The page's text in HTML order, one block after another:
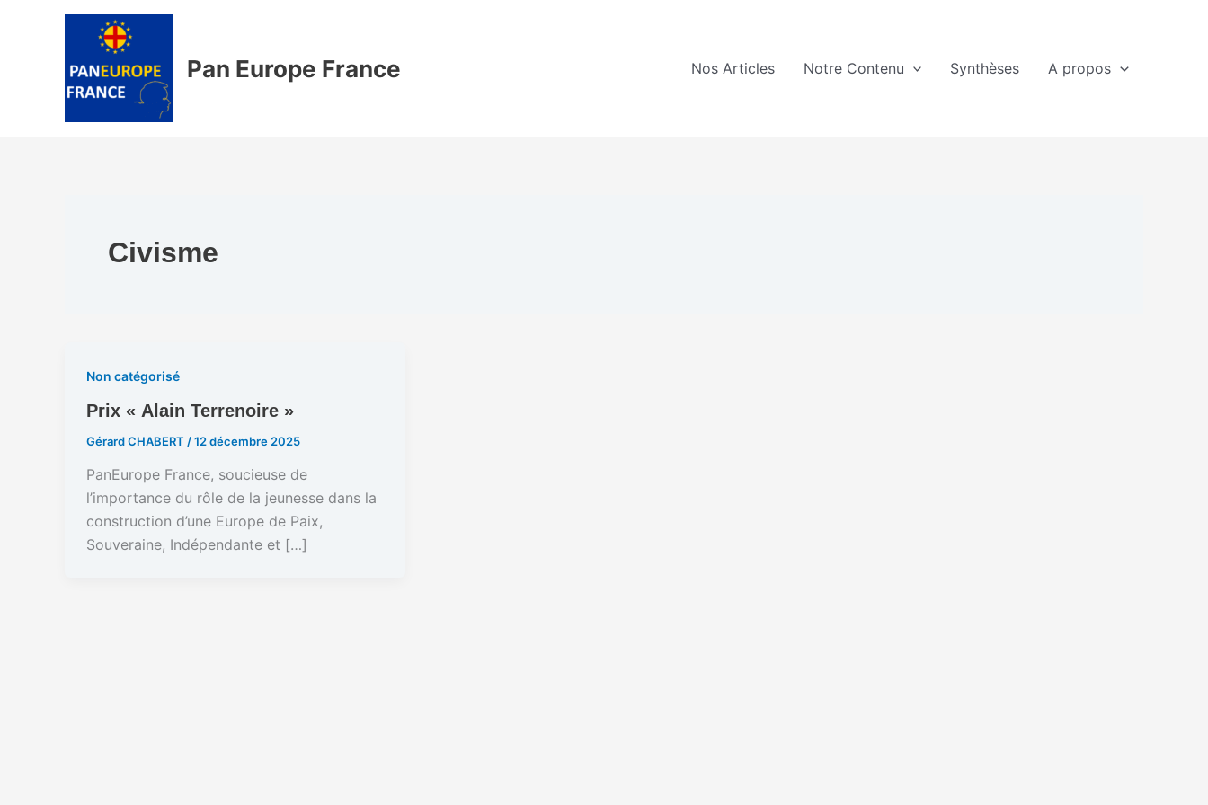
Pan Europe France Nos Articles Notre Contenu Synthèses A propos
Civisme
Non catégorisé
Prix « Alain Terrenoire »
Gérard CHABERT /12 décembre 2025
PanEurope France, soucieuse de
l’importance du rôle de la jeunesse dans la
construction d’une Europe de Paix,
Souveraine, Indépendante et […]